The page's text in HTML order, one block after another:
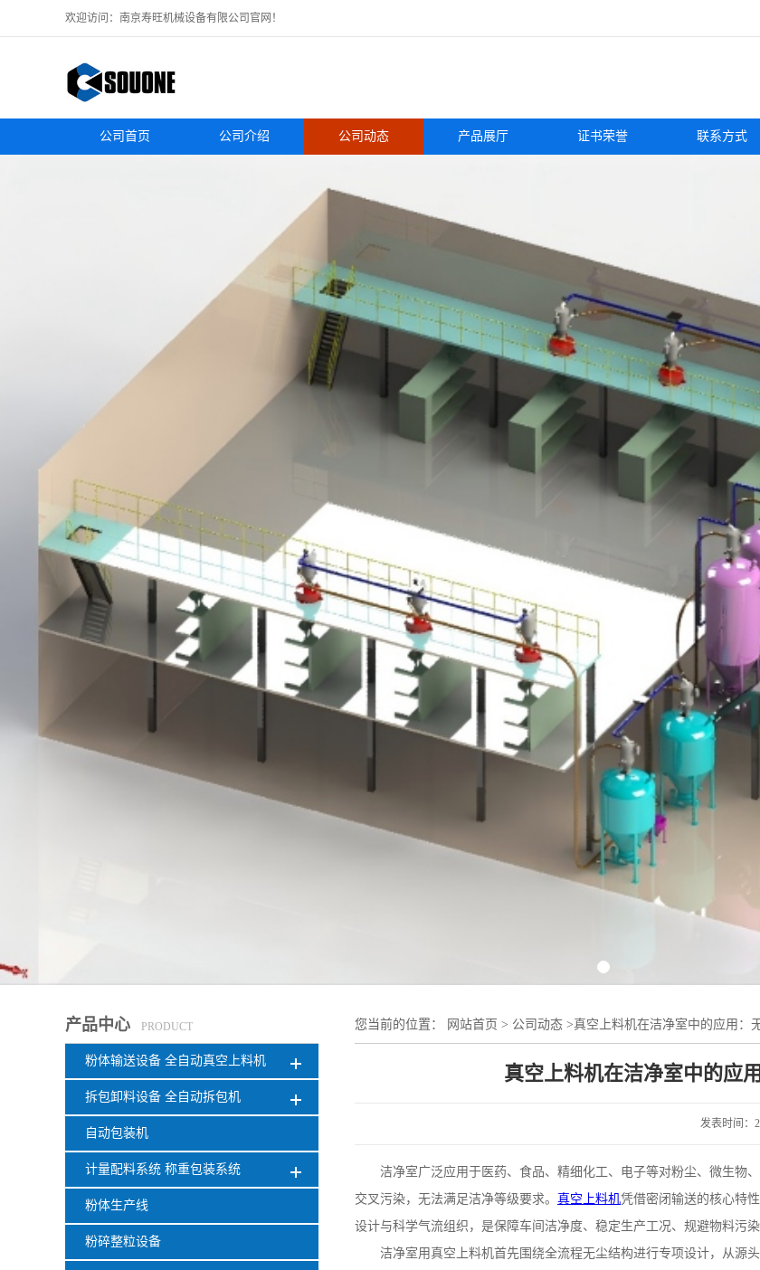
欢迎访问：南京寿旺机械设备有限公司官网！
公司首页 公司介绍 公司动态 产品展厅 证书荣誉 联系方式
产品中心 PRODUCT
粉体输送设备 全自动真空上料机
拆包卸料设备 全自动拆包机
自动包装机
计量配料系统 称重包装系统
粉体生产线
粉碎整粒设备
您当前的位置： 网站首页 > 公司动态 >真空上料机在洁净室中的应用：
真空上料机在洁净室中的应
发表时间：
洁净室广泛应用于医药、食品、精细化工、电子等对粉尘、微生物
交叉污染，无法满足洁净等级要求。 真空上料机凭借密闭输送的核心特
设计与科学气流组织，是保障车间洁净度、稳定生产工况、规避物料污
洁净室用真空上料机首先围绕全流程无尘结构进行专项设计，从源